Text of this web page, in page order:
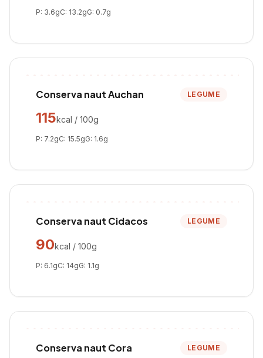
P: 3.6gC: 13.2gG: 0.7g
Conserva naut Auchan LEGUME
115kcal / 100g
P: 7.2gC: 15.5gG: 1.6g
Conserva naut Cidacos LEGUME
90kcal / 100g
P: 6.1gC: 14gG: 1.1g
Conserva naut Cora LEGUME